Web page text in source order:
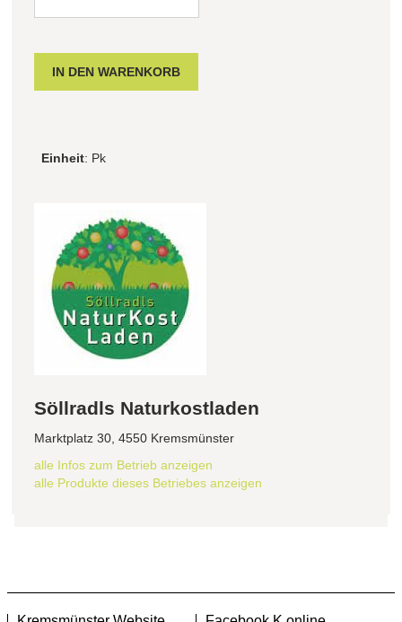
Einheit: Pk
Söllradls Naturkostladen
Marktplatz 30, 4550 Kremsmünster
alle Infos zum Betrieb anzeigen
alle Produkte dieses Betriebes anzeigen